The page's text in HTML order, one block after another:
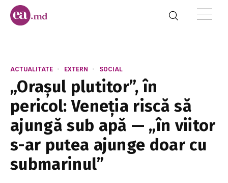
ACTUALITATE EXTERN SOCIAL
„Orașul plutitor”, în
pericol: Veneția riscă să
ajungă sub apă — „în viitor
s-ar putea ajunge doar cu
submarinul”